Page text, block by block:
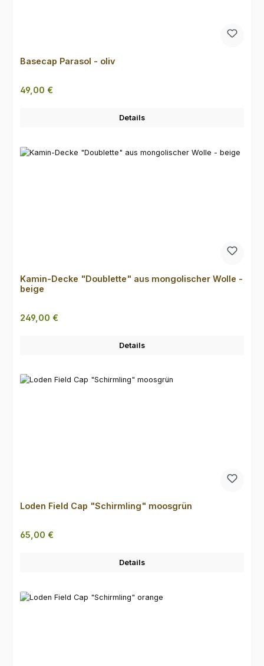
Basecap Parasol - oliv
Regulärer Preis:
49,00 €
Details
Kamin-Decke "Doublette" aus mongolischer Wolle -
beige
Regulärer Preis:
249,00 €
Details
Loden Field Cap "Schirmling" moosgrün
Regulärer Preis:
65,00 €
Details